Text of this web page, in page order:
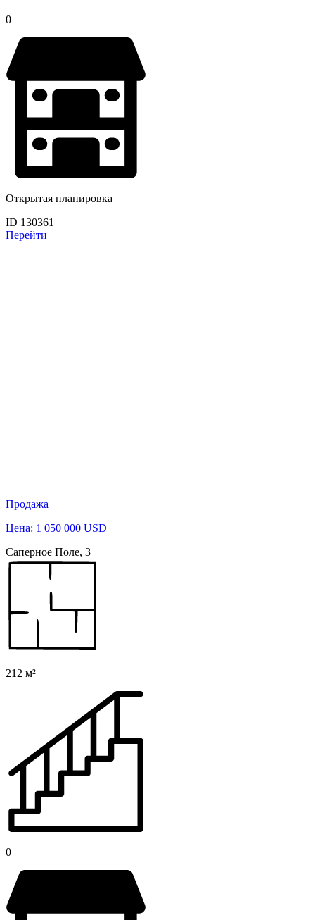
0
Открытая планировка
ID 130361
Перейти
Продажа
Цена: 1 050 000 USD
Саперное Поле, 3
212 м²
0